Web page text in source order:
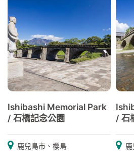
Ishibashi Memorial Park
/ 石橋記念公園
鹿兒島市、櫻島
/ 石